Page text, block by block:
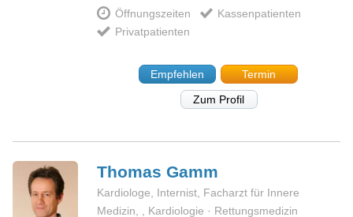
Öffnungszeiten
Kassenpatienten
Privatpatienten
Empfehlen
Termin
Zum Profil
ThomasGamm
Kardiologe, Internist, Facharzt für Innere
Medizin, , Kardiologie · Rettungsmedizin